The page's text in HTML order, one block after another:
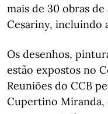
mais de 30 obras
Cesariny, incluindo
Os desenhos,
estão expostos no
Reuniões do CCB
Cupertino